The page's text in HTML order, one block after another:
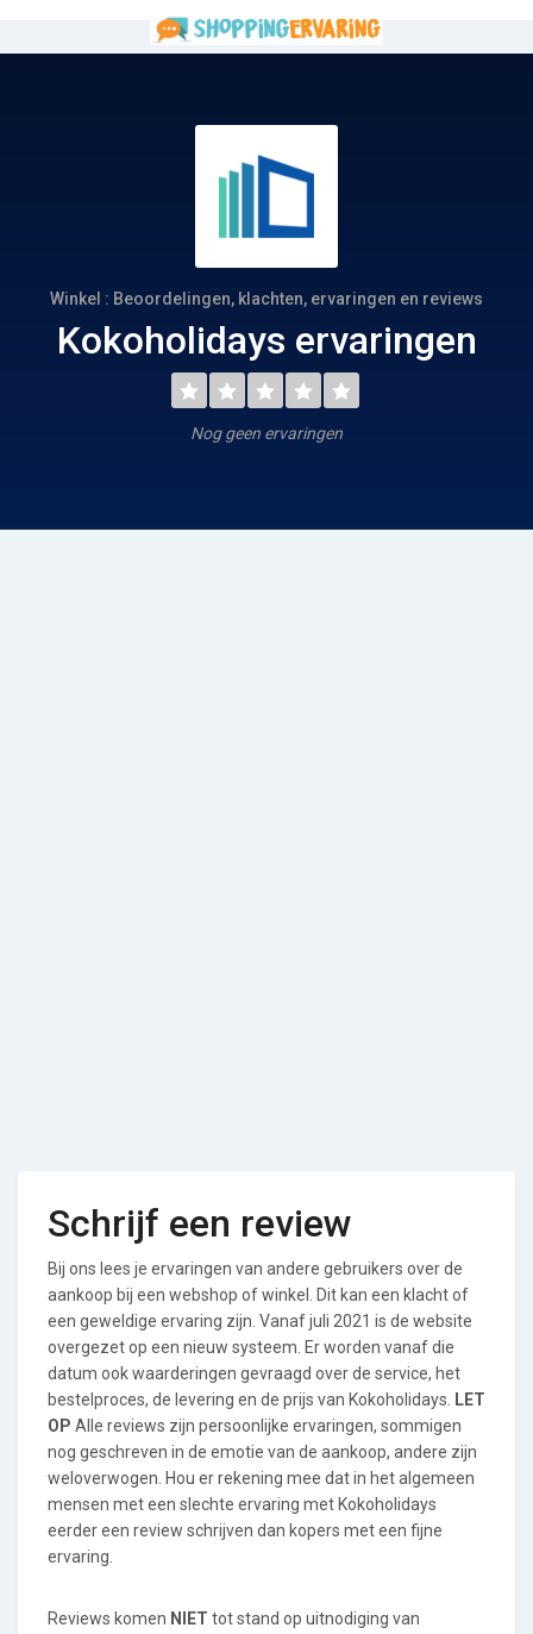
Winkel : Beoordelingen, klachten, ervaringen en reviews
Kokoholidays ervaringen
Nog geen ervaringen
Schrijf een review
Bij ons lees je ervaringen van andere gebruikers over de
aankoop bij een webshop of winkel. Dit kan een klacht of
een geweldige ervaring zijn. Vanaf juli 2021 is de website
overgezet op een nieuw systeem. Er worden vanaf die
datum ook waarderingen gevraagd over de service, het
bestelproces, de levering en de prijs van Kokoholidays.
LET
OP Alle reviews zijn persoonlijke ervaringen, sommigen
nog geschreven in de emotie van de aankoop, andere zijn
weloverwogen. Hou er rekening mee dat in het algemeen
mensen met een slechte ervaring met Kokoholidays
eerder een review schrijven dan kopers met een fijne
ervaring.
Reviews komen NIET tot stand op uitnodiging van